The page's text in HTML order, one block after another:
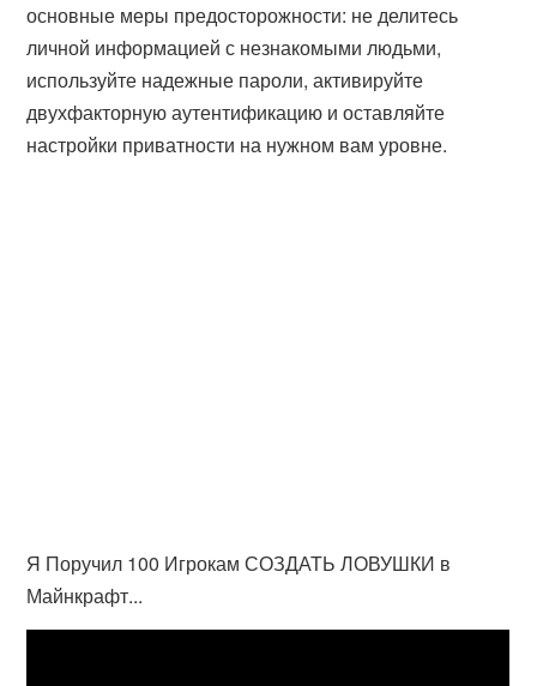
основные меры предосторожности: не делитесь
личной информацией с незнакомыми людьми,
используйте надежные пароли, активируйте
двухфакторную аутентификацию и оставляйте
настройки приватности на нужном вам уровне.
Я Поручил 100 Игрокам СОЗДАТЬ ЛОВУШКИ в
Майнкрафт...